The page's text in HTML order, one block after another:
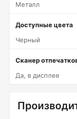
Металл
Доступные цвета
Черный
Сканер
Да, в дисплее